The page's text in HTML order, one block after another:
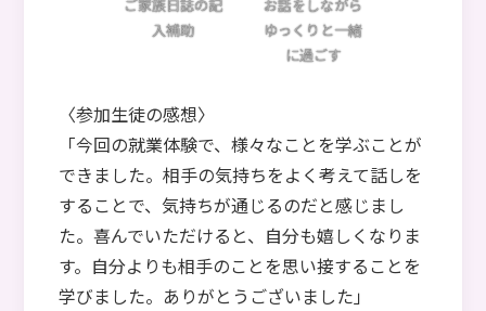
ご家族日誌の記
入補助
お話をしながら
ゆっくりと一緒
に過ごす
〈参加生徒の感想〉
「今回の就業体験で、様々なことを学ぶことが
できました。相手の気持ちをよく考えて話しを
することで、気持ちが通じるのだと感じまし
た。喜んでいただけると、自分も嬉しくなりま
す。自分よりも相手のことを思い接することを
学びました。ありがとうございました」